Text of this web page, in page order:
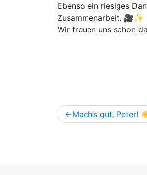
Ebenso ein riesiges
Zusammenarbeit. 🎥✨
Wir freuen uns schon
Mach’s gut, Peter!